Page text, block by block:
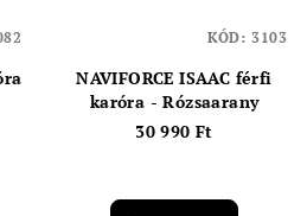
NAVIFORCE ISAAC férfi
karóra - Rózsaarany
30 990 Ft
KÓD: 3103